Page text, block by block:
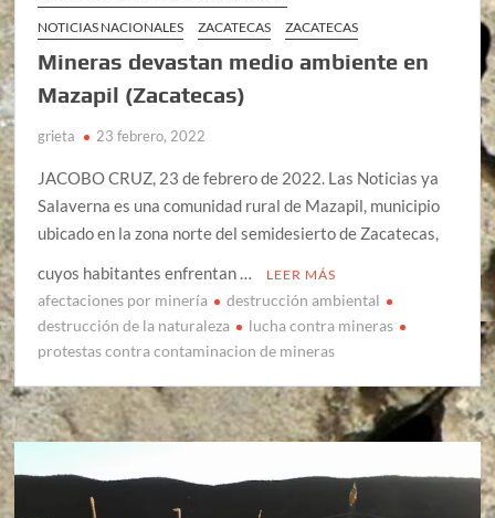
NOTICIAS NACIONALES
ZACATECAS ZACATECAS
Mineras devastan medio ambiente en
Mazapil (Zacatecas)
grieta 23 febrero, 2022
JACOBO CRUZ, 23 de febrero de 2022. Las Noticias ya
Salaverna es una comunidad rural de Mazapil, municipio
ubicado en la zona norte del semidesierto de Zacatecas,
cuyos habitantes enfrentan …
LEER MÁS
afectaciones por minería
destrucción ambiental
destrucción de la naturaleza
lucha contra mineras
protestas contra contaminacion de mineras